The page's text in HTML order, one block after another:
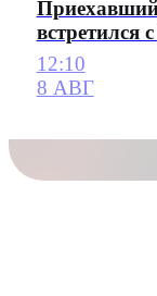
встретился
12:10
8 АВГ